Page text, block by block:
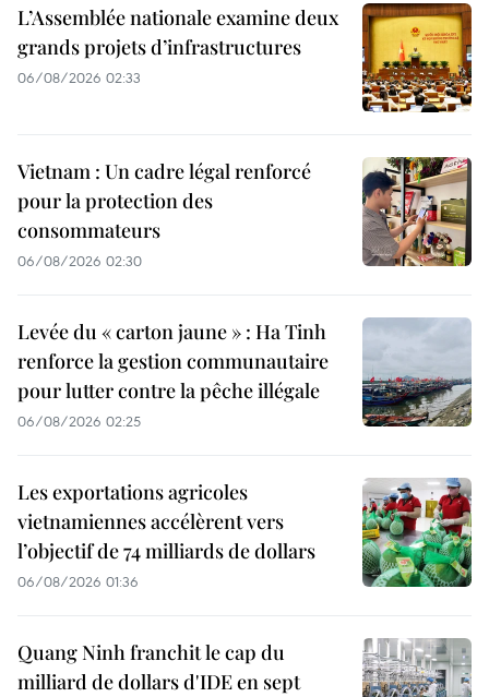
L’Assemblée nationale examine deux
grands projets d’infrastructures
06/08/2026 02:33
Vietnam : Un cadre légal renforcé
pour la protection des
consommateurs
06/08/2026 02:30
Levée du « carton jaune » : Ha Tinh
renforce la gestion communautaire
pour lutter contre la pêche illégale
06/08/2026 02:25
Les exportations agricoles
vietnamiennes accélèrent vers
l’objectif de 74 milliards de dollars
06/08/2026 01:36
Quang Ninh franchit le cap du
milliard de dollars d'IDE en sept